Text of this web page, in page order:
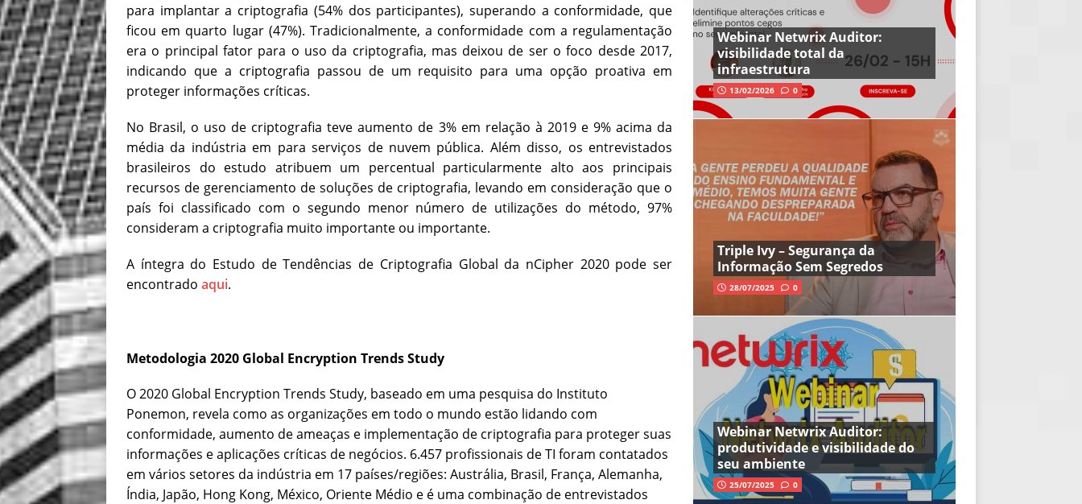
para implantar a criptografia (54% dos participantes), superando a conformidade, que
ficou em quarto lugar (47%). Tradicionalmente, a conformidade com a regulamentação
era o principal fator para o uso da criptografia, mas deixou de ser o foco desde 2017,
indicando que a criptografia passou de um requisito para uma opção proativa em
proteger informações críticas.
No Brasil, o uso de criptografia teve aumento de 3% em relação à 2019 e 9% acima da
média da indústria em para serviços de nuvem pública. Além disso, os entrevistados
brasileiros do estudo atribuem um percentual particularmente alto aos principais
recursos de gerenciamento de soluções de criptografia, levando em consideração que o
país foi classificado com o segundo menor número de utilizações do método, 97%
consideram a criptografia muito importante ou importante.
A íntegra do Estudo de Tendências de Criptografia Global da nCipher 2020 pode ser
encontrado aqui.
Metodologia 2020 Global Encryption Trends Study
O 2020 Global Encryption Trends Study, baseado em uma pesquisa do Instituto
Ponemon, revela como as organizações em todo o mundo estão lidando com
conformidade, aumento de ameaças e implementação de criptografia para proteger suas
informações e aplicações críticas de negócios. 6.457 profissionais de TI foram contatados
em vários setores da indústria em 17 países/regiões: Austrália, Brasil, França, Alemanha,
Índia, Japão, Hong Kong, México, Oriente Médio e é uma combinação de entrevistados
Webinar Netwrix Auditor:
visibilidade total da
infraestrutura
13/02/2026 0
Triple Ivy – Segurança da
Informação Sem Segredos
28/07/2025 0
Webinar Netwrix Auditor:
produtividade e visibilidade do
seu ambiente
25/07/2025 0